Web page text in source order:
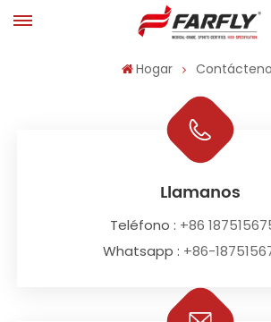
Hogar
Llamanos
Teléfono : +86
Whatsapp : +86-